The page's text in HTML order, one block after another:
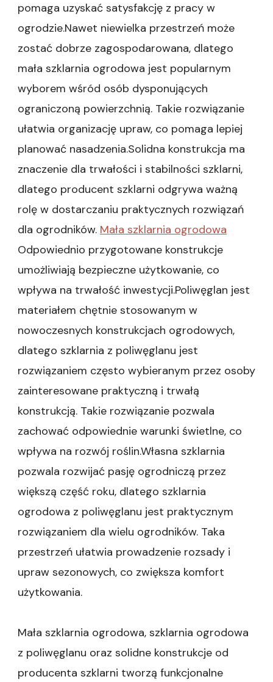
pomaga uzyskać satysfakcję z pracy w
ogrodzie.Nawet niewielka przestrzeń może
zostać dobrze zagospodarowana, dlatego
mała szklarnia ogrodowa jest popularnym
wyborem wśród osób dysponujących
ograniczoną powierzchnią. Takie rozwiązanie
ułatwia organizację upraw, co pomaga lepiej
planować nasadzenia.Solidna konstrukcja ma
znaczenie dla trwałości i stabilności szklarni,
dlatego producent szklarni odgrywa ważną
rolę w dostarczaniu praktycznych rozwiązań
dla ogrodników. Mała szklarnia ogrodowa
Odpowiednio przygotowane konstrukcje
umożliwiają bezpieczne użytkowanie, co
wpływa na trwałość inwestycji.Poliwęglan jest
materiałem chętnie stosowanym w
nowoczesnych konstrukcjach ogrodowych,
dlatego szklarnia z poliwęglanu jest
rozwiązaniem często wybieranym przez osoby
zainteresowane praktyczną i trwałą
konstrukcją. Takie rozwiązanie pozwala
zachować odpowiednie warunki świetlne, co
wpływa na rozwój roślin.Własna szklarnia
pozwala rozwijać pasję ogrodniczą przez
większą część roku, dlatego szklarnia
ogrodowa z poliwęglanu jest praktycznym
rozwiązaniem dla wielu ogrodników. Taka
przestrzeń ułatwia prowadzenie rozsady i
upraw sezonowych, co zwiększa komfort
użytkowania.
Mała szklarnia ogrodowa, szklarnia ogrodowa
z poliwęglanu oraz solidne konstrukcje od
producenta szklarni tworzą funkcjonalne